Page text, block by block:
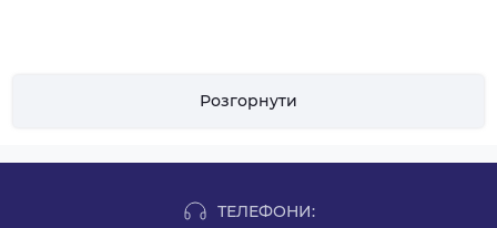
Розгорнути
ТЕЛЕФОНИ: